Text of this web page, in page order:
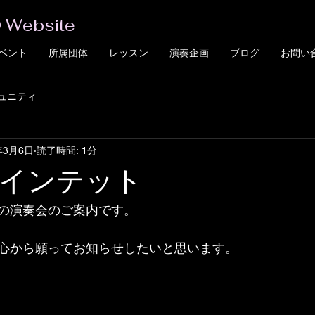
Website
ント 所属団体 レッスン 演奏企画 ブログ お問い
ニティ
ンテット
月6日 読了時間: 1分
演奏会のご案内です。
ら願ってお知らせしたいと思います。